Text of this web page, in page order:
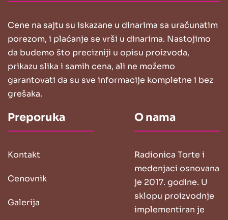
Cene na sajtu su iskazane u dinarima sa uračunatim
porezom, i plaćanje se vrši u dinarima. Nastojimo
da budemo što precizniji u opisu proizvoda,
prikazu slika i samih cena, ali ne možemo
garantovati da su sve informacije kompletne i bez
grešaka.
Preporuka
Kontakt
Cenovnik
Galerija
O nama
Radionica Torte i
medenjaci osnovana
je 2017. godine. U
sklopu proizvodnje
implementiran je